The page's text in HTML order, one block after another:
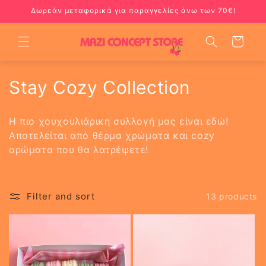
Skip to
content
Δωρεάν μεταφορικά για παραγγελίες άνω των 70€!
Cart
C
l
l
c
i
Stay Cozy Collection
Η πιο χουχουλιάρικη συλλογή μας είναι εδώ!
Αποτελείται από θέρμα χρώματα και cozy
αρώματα που θα λατρέψετε!
Filter and sort 13 products